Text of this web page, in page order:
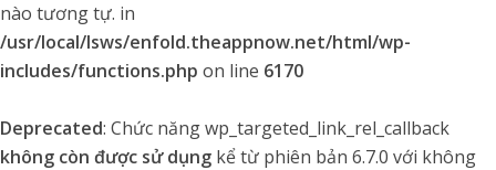
nào tương tự. in
/usr/local/lsws/enfold.theappnow.net/html/wp-
includes/functions.php on line 6170
Deprecated: Chức năng wp_targeted_link_rel_callback
không còn được sử dụng kể từ phiên bản 6.7.0 với không